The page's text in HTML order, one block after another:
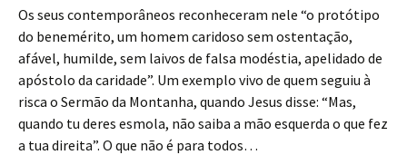
Os seus contemporâneos reconheceram nele “o protótipo
do benemérito, um homem caridoso sem ostentação,
afável, humilde, sem laivos de falsa modéstia, apelidado de
apóstolo da caridade”. Um exemplo vivo de quem seguiu à
risca o Sermão da Montanha, quando Jesus disse: “Mas,
quando tu deres esmola, não saiba a mão esquerda o que fez
a tua direita”. O que não é para todos…